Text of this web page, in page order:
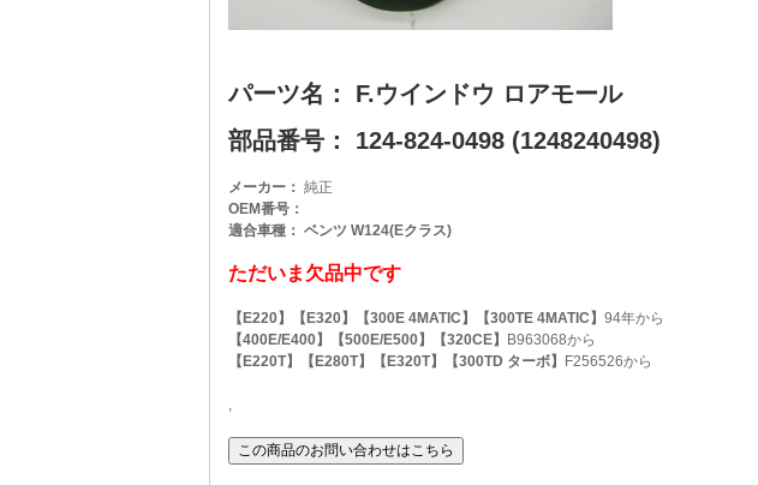
パーツ名： F.ウインドウ ロアモール
部品番号： 124-824-0498 (1248240498)
メーカー： 純正
OEM番号：
適合車種： ベンツ W124(Eクラス)
ただいま欠品中です
【E220】【E320】【300E 4MATIC】【300TE 4MATIC】 94年から
【400E/E400】【500E/E500】【320CE】
B963068から
【E220T】【E280T】【E320T】【300TD ターボ】
F256526から
,